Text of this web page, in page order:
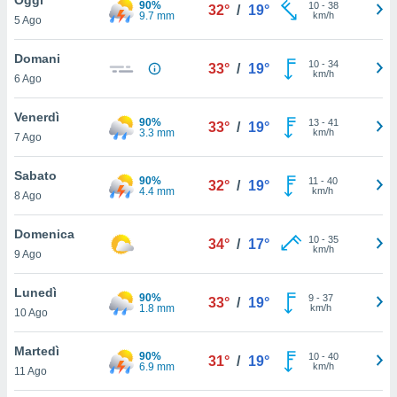
è
al sito
di
ci
di
il
un
la
nella
5 Ago
90%
9.7 mm
32° / 19° 10- 38
km/h
Domani
6 Ago
33° / 19° 10- 34
km/h
Venerdì
7 Ago
90%
3.3 mm
33° / 19° 13- 41
km/h
Sabato
8 Ago
90%
4.4 mm
32° / 19° 11 - 40
km/h
Domenica
9 Ago
34° / 17° 10- 35
km/h
Lunedì
10 Ago
90%
1.8 mm
33° / 19° 9- 37
km/h
Martedì
11 Ago
90%
6.9 mm
31° / 19° 10- 40
km/h